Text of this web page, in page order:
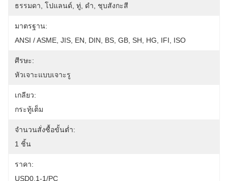
ธรรมดา, โปแลนด์, ทู่, ดำ, ชุบสังกะสี
มาตรฐาน:
ANSI / ASME, JIS, EN, DIN, BS, GB, SH, HG, IFI, ISO
ศีรษะ:
หัวเจาะแบบเจาะรู
เกลียว:
กระทู้เต็ม
จำนวนสั่งซื้อขั้นต่ำ:
1 ชิ้น
ราคา:
USD0.1-1/PC